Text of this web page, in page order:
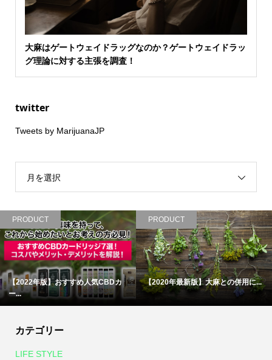
大麻はゲートウェイドラッグなのか？ゲートウェイドラッ
グ理論に対する主張を調査！
twitter
Tweets by MarijuanaJP
月を選択
PRODUCT
【2022年版】おすすめ人気CBDカ
ー...
PRODUCT
【2020年最新版】大麻との併用に...
カテゴリー
LIFE STYLE